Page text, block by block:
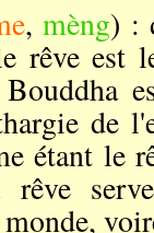
,mèng) :
rêve est
de
étant le
rêve